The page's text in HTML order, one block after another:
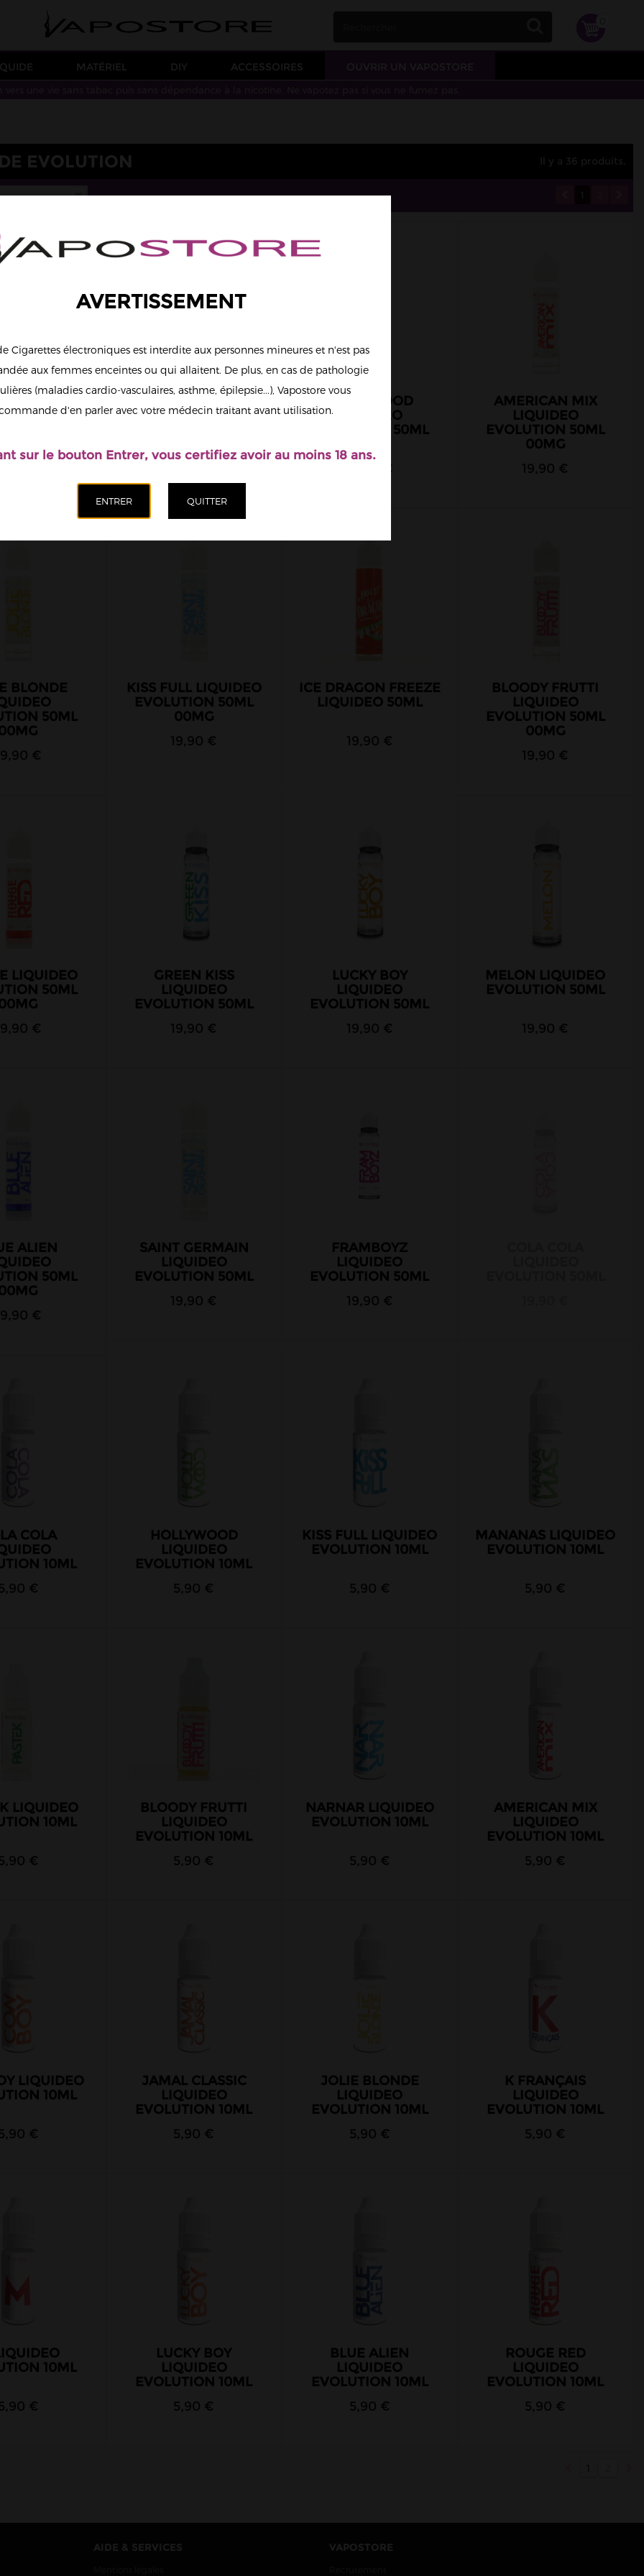
MATÉRIEL DIY ACCESSOIRES
EVOLUTION
1
LIQUIDEO
50ML
€
LE M LIQUIDEO
EVOLUTION 50ML
19,90 €
HOLLYWOOD
LIQUIDEO
EVOLUTION 50ML
19,90 €
AMERICAN MIX
LIQUIDEO
EVOLUTION 50ML
00MG
19,90 €
BLONDE
50ML
€
KISS FULL LIQUIDEO
EVOLUTION 50ML
00MG
19,90 €
ICE DRAGON FREEZE
LIQUIDEO 50ML
19,90 €
BLOODY FRUTTI
LIQUIDEO
EVOLUTION 50ML
00MG
19,90 €
LIQUIDEO
50ML
€
GREEN KISS
LIQUIDEO
EVOLUTION 50ML
19,90 €
LUCKY BOY
LIQUIDEO
EVOLUTION 50ML
19,90 €
MELON LIQUIDEO
EVOLUTION 50ML
19,90 €
ALIEN
50ML
€
SAINT GERMAIN
LIQUIDEO
EVOLUTION 50ML
19,90 €
FRAMBOYZ
LIQUIDEO
EVOLUTION 50ML
19,90 €
COLA
10ML
5,90 €
HOLLYWOOD
LIQUIDEO
EVOLUTION 10ML
5,90 €
KISS FULL LIQUIDEO
EVOLUTION 10ML
5,90 €
MANANAS LIQUIDEO
EVOLUTION 10ML
5,90 €
LIQUIDEO
10ML
5,90 €
BLOODY FRUTTI
LIQUIDEO
EVOLUTION 10ML
5,90 €
NARNAR LIQUIDEO
EVOLUTION 10ML
5,90 €
AMERICAN MIX
LIQUIDEO
EVOLUTION 10ML
5,90 €
LIQUIDEO
10ML
5,90 €
JAMAL CLASSIC
LIQUIDEO
EVOLUTION 10ML
5,90 €
JOLIE BLONDE
LIQUIDEO
EVOLUTION 10ML
5,90 €
K FRANÇAIS
LIQUIDEO
EVOLUTION 10ML
5,90 €
10ML
5,90 €
LUCKY BOY
LIQUIDEO
EVOLUTION 10ML
5,90 €
BLUE ALIEN
LIQUIDEO
EVOLUTION 10ML
5,90 €
ROUGE RED
LIQUIDEO
EVOLUTION 10ML
5,90 €
AIDE & SERVICES VAPOSTORE
AVERTISSEMENT
Cigarettes électroniques est interdite aux personnes mineures et n'est pas
aux femmes enceintes ou qui allaitent. De plus, en cas de pathologie
(maladies cardio-vasculaires, asthme, épilepsie...), Vapostore vous
d'en parler avec votre médecin traitant avant utilisation.
sur le bouton Entrer, vous certifiez avoir au moins 18 ans.